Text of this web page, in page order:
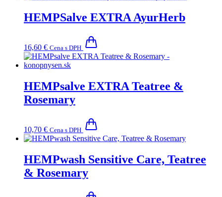
HEMPSalve EXTRA AyurHerb
16,60 € Cena s DPH
HEMPsalve EXTRA Teatree &
Rosemary
10,70 € Cena s DPH
HEMPwash Sensitive Care, Teatree
& Rosemary